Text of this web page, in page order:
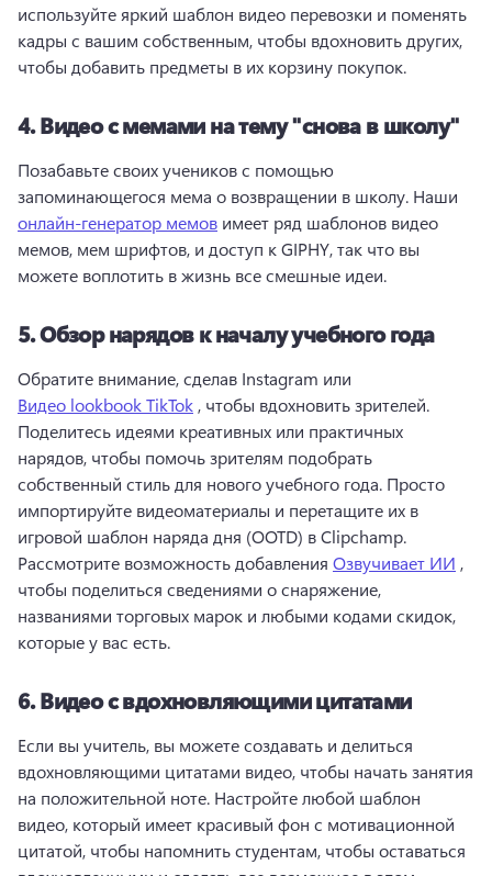
используйте яркий шаблон видео перевозки и поменять
кадры с вашим собственным, чтобы вдохновить других,
чтобы добавить предметы в их корзину покупок.
4.Видео с мемами на тему "снова в школу"
Позабавьте своих учеников с помощью
запоминающегося мема о возвращении в школу. Наши
онлайн-генератор мемов имеет ряд шаблонов видео
мемов, мем шрифтов, и доступ к GIPHY, так что вы
можете воплотить в жизнь все смешные идеи.
5.Обзор нарядов к началу учебного года
Обратите внимание, сделав Instagram или
Видео lookbook TikTok
Поделитесь идеями креативных или практичных
нарядов, чтобы помочь зрителям подобрать
собственный стиль для нового учебного года. Просто
импортируйте видеоматериалы и перетащите их в
Рассмотрите возможность добавления Озвучивает ИИ ,
чтобы поделиться сведениями о снаряжение,
названиями торговых марок и любыми кодами скидок,
которые у вас есть.
6.Видео с вдохновляющими цитатами
Если вы учитель, вы можете создавать и делиться
вдохновляющими цитатами видео, чтобы начать занятия
на положительной ноте. Настройте любой шаблон
видео, который имеет красивый фон с мотивационной
цитатой, чтобы напомнить студентам, чтобы оставаться